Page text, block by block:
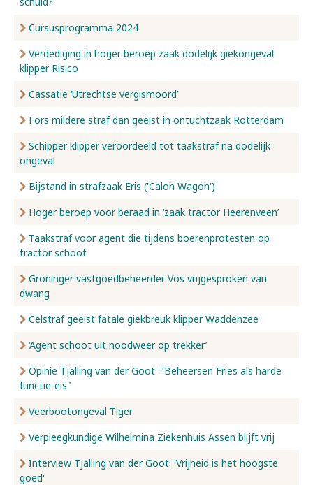
Cursusprogramma 2024
Verdediging in hoger beroep zaak dodelijk giekongeval
klipper Risico
Cassatie ‘Utrechtse vergismoord’
Fors mildere straf dan geëist in ontuchtzaak Rotterdam
Schipper klipper veroordeeld tot taakstraf na dodelijk
ongeval
Bijstand in strafzaak Eris ('Caloh Wagoh')
Hoger beroep voor beraad in ‘zaak tractor Heerenveen’
Taakstraf voor agent die tijdens boerenprotesten op
tractor schoot
Groninger vastgoedbeheerder Vos vrijgesproken van
dwang
Celstraf geëist fatale giekbreuk klipper Waddenzee
‘Agent schoot uit noodweer op trekker’
Opinie Tjalling van der Goot: "Beheersen Fries als harde
functie-eis"
Veerbootongeval Tiger
Verpleegkundige Wilhelmina Ziekenhuis Assen blijft vrij
Interview Tjalling van der Goot: 'Vrijheid is het hoogste
goed'